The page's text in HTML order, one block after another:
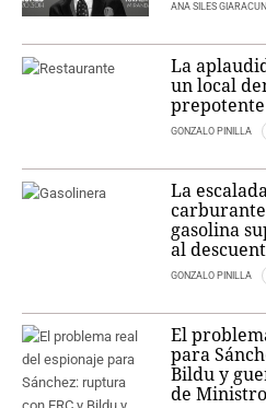
ANA SILES GIARACUNI
La
un local
GONZALO PINILLA
La
gasolina
al
GONZALO PINILLA
El
para
Bildu y
de